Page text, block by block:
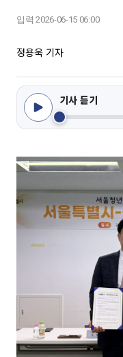
입력 2026-06-15 06:00
정용욱 기자
기사 듣기